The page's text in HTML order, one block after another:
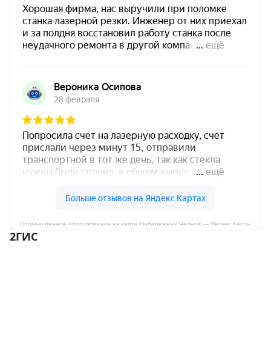
Промышленное оборудование на карте Набережных Челнов — Яндекс Карты
2ГИС